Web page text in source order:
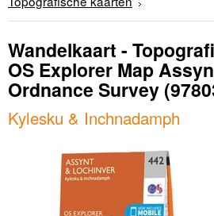
Wandelkaart -
OS Explorer Map
Ordnance Survey
Kylesku & Inchnadamph